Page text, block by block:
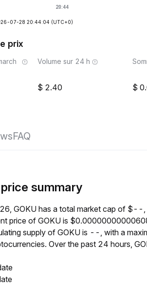
07-28 20:44:04 (UTC+0)
prix
Volume sur 24 h
2.40
FAQ
summary
GOKU has a total market cap of $--
price of GOKU is
supply of GOKU is --, with a
Over the past 24 hours,